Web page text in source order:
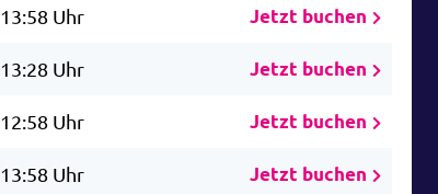
Uhr Jetzt buchen
Uhr Jetzt buchen
Uhr Jetzt buchen
Uhr Jetzt buchen